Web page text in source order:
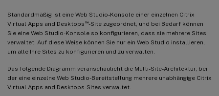
Standardmäßig ist eine Web Studio-Konsole einer einzelnen Citrix
Virtual Apps and Desktops ™-Site zugeordnet, und bei Bedarf können
Sie eine Web Studio-Konsole so konfigurieren, dass sie mehrere Sites
verwaltet. Auf diese Weise können Sie nur ein Web Studio installieren,
um alle Ihre Sites zu konfigurieren und zu verwalten.
Das folgende Diagramm veranschaulicht die Multi-Site-Architektur, bei
der eine einzelne Web Studio-Bereitstellung mehrere unabhängige Citrix
Virtual Apps and Desktops-Sites verwaltet.